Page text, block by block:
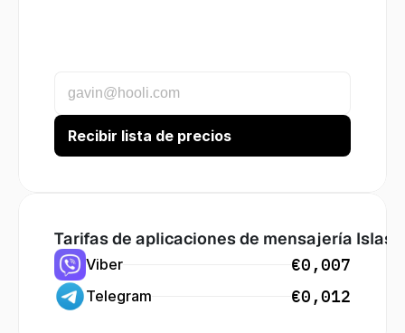
Tarifas de aplicaciones de mensajería Islas
Viber €0,007
Telegram €0,012